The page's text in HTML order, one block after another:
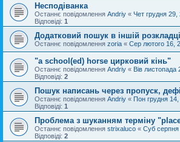
Несподіванка
Останнє повідомлення Andriy « Чет грудня
Відповіді: 1
Додатковий пошук в іншій розкладці
Останнє повідомлення zoria « Сер лютого 16,
"a school(ed) horse цирковий кінь"
Останнє повідомлення Andriy « Вів листопада
Відповіді: 2
Пошук написань через пропуск,
Останнє повідомлення Andriy « Пон грудня
Відповіді: 1
Проблема з шуканням терміну
Останнє повідомлення strixaluco « Суб серпня
Відповіді: 2